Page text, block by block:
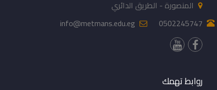
المنصورة - الطريق الدائري
0502245747
info@metmans.edu.eg
روابط تهمك